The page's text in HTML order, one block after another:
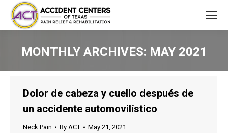
MONTHLY ARCHIVES: MAY 2021
Dolor de cabeza y cuello después de
un accidente automovilístico
Neck Pain By ACT May 21, 2021